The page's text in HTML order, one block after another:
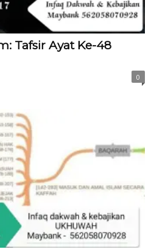
Tafsir Ayat Ke-48
0